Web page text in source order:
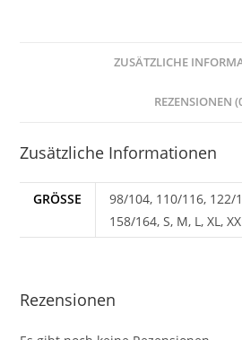
ZUSÄTZLICHE
REZENSIONEN
Zusätzliche Informationen
GRÖSSE
98/104, 110/116, 122/
158/164, S, M, L, XL,
Rezensionen